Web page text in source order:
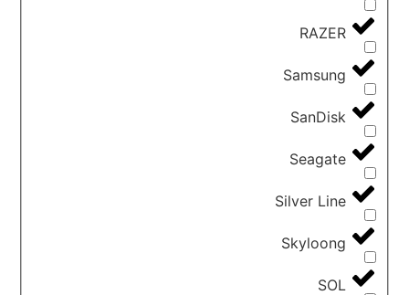
RAZER
Samsung
SanDisk
Seagate
Silver Line
Skyloong
SOL